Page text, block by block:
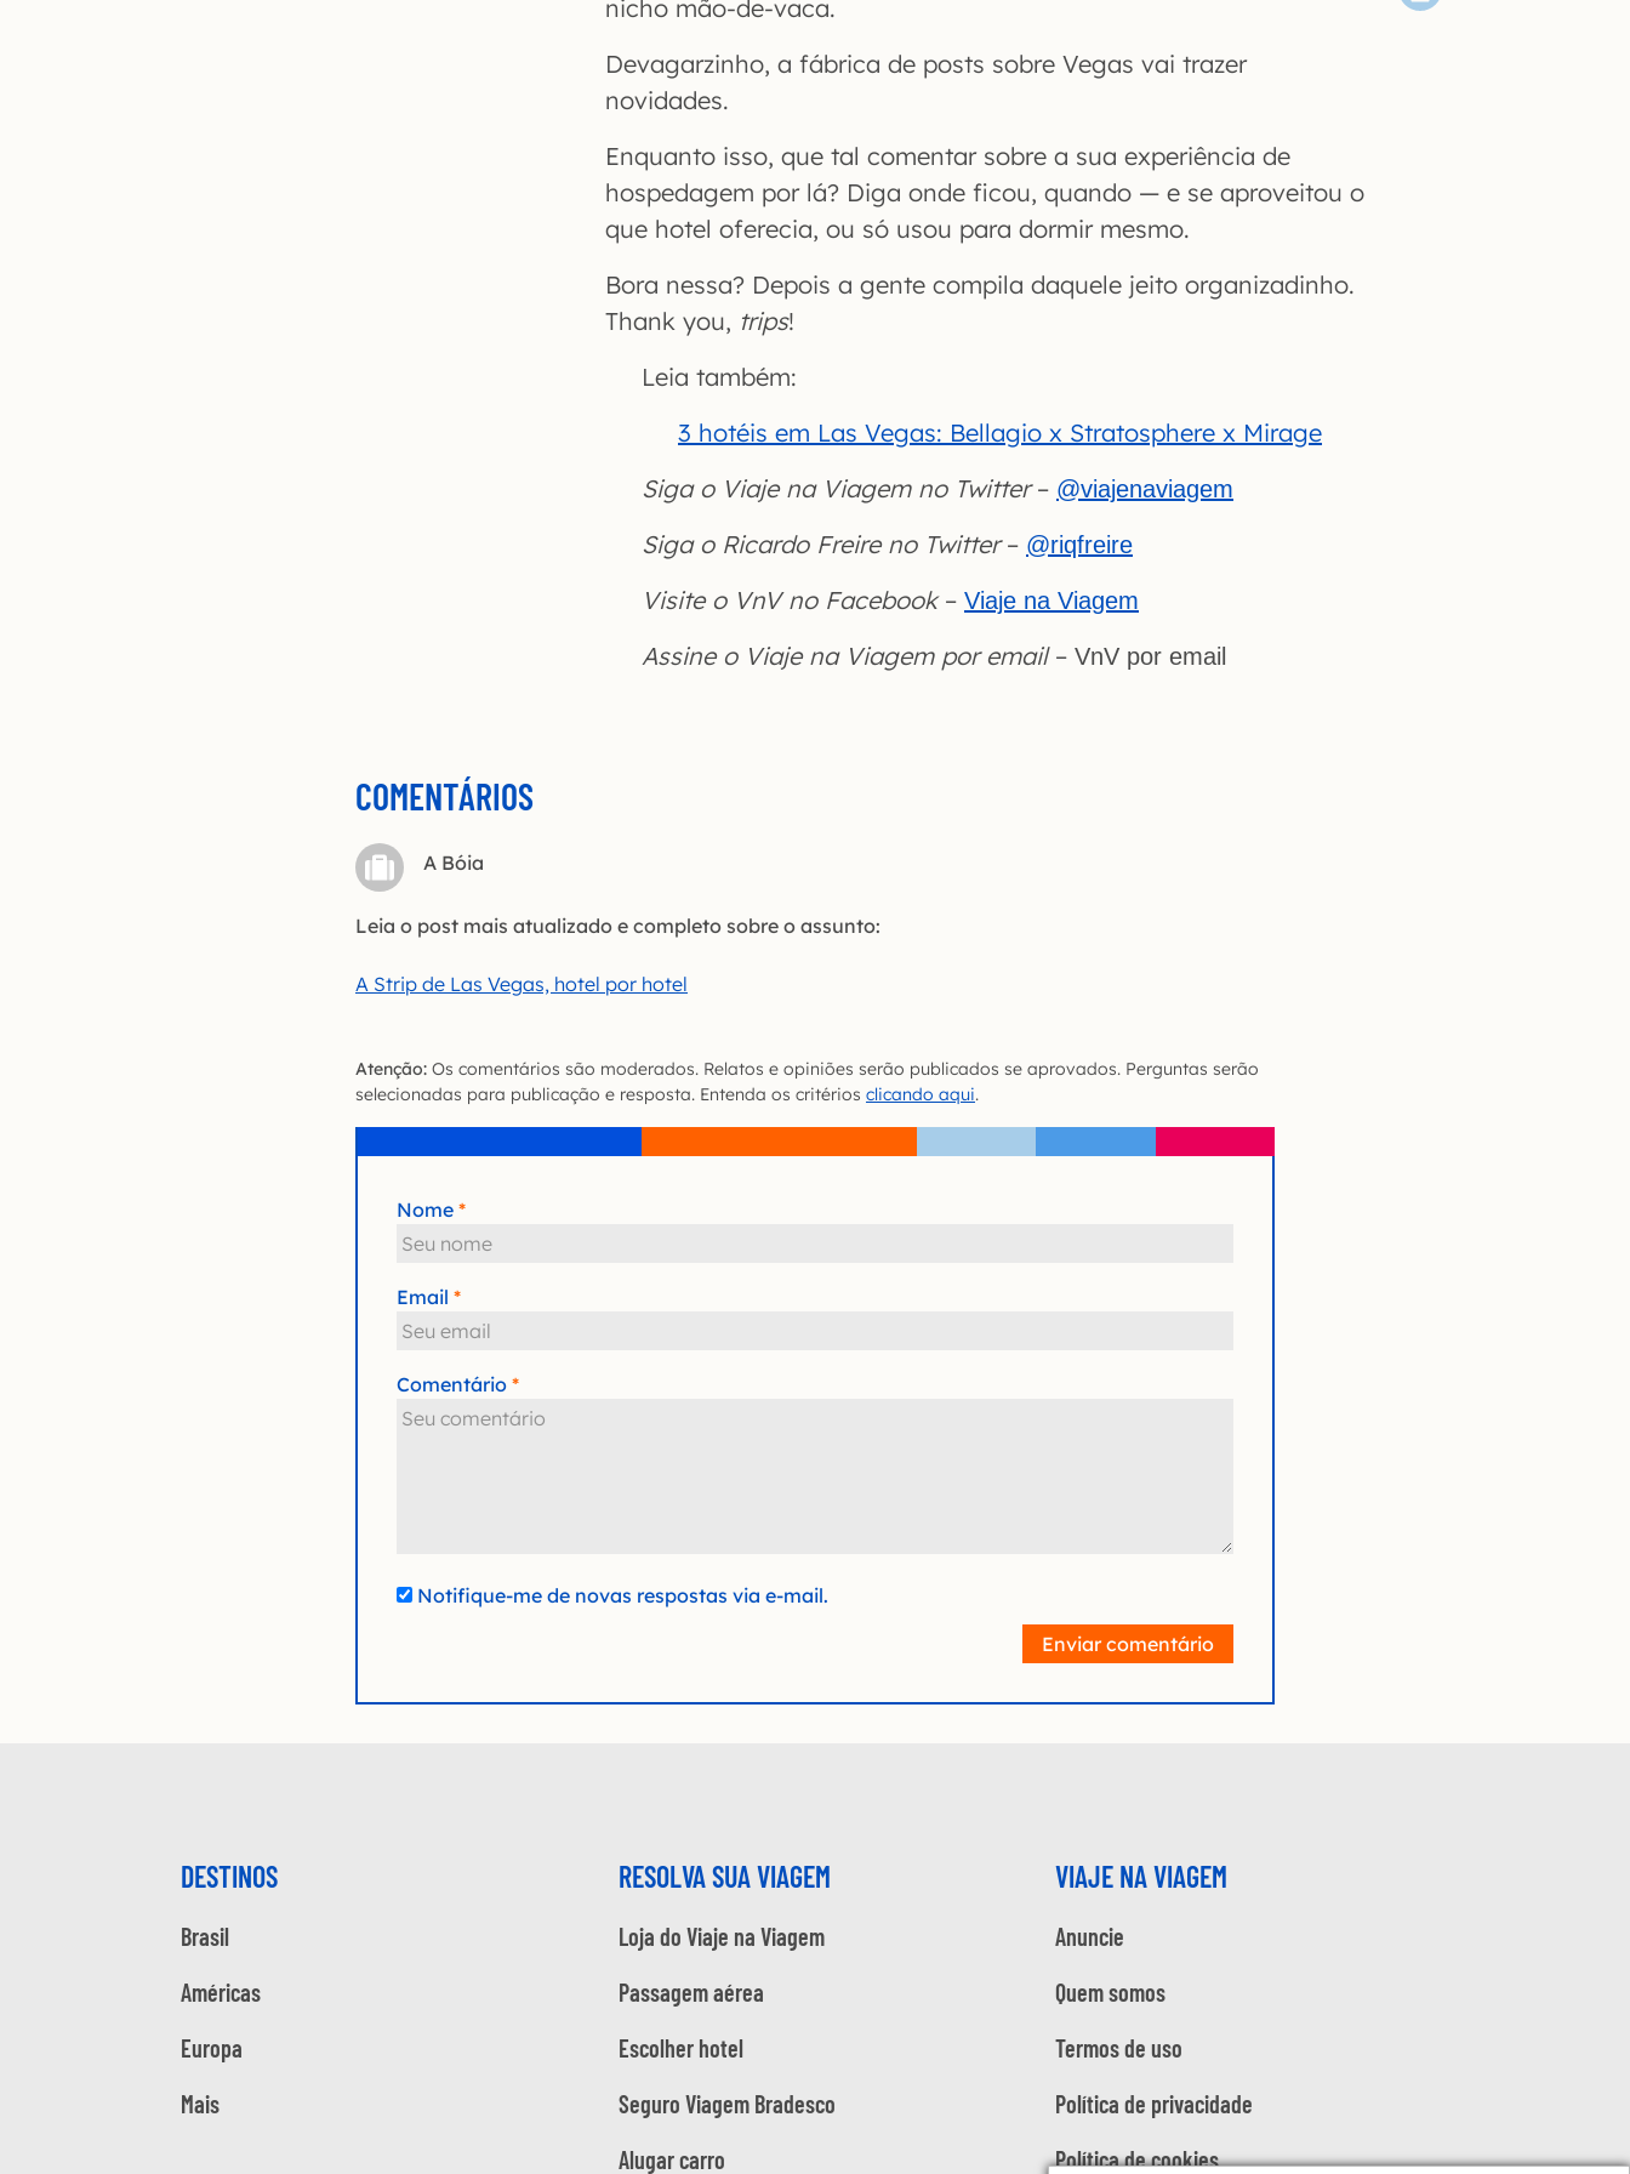
nicho mão-de-vaca.
Devagarzinho, a fábrica de posts sobre Vegas vai trazer
novidades.
Enquanto isso, que tal comentar sobre a sua experiência de
hospedagem por lá? Diga onde ficou, quando — e se aproveitou o
que hotel oferecia, ou só usou para dormir mesmo.
Bora nessa? Depois a gente compila daquele jeito organizadinho.
Thank you, trips!
Leia também:
3 hotéis em Las Vegas: Bellagio x Stratosphere x Mirage
Siga o Viaje na Viagem no Twitter– @viajenaviagem
Siga o Ricardo Freire no Twitter– @riqfreire
Visite o VnV no Facebook– Viaje na Viagem
Assine o Viaje na Viagem por email– VnV por email
COMENTÁRIOS
A Bóia
Leia o post mais atualizado e completo sobre o assunto:
A Strip de Las Vegas, hotel por hotel
Atenção: Os comentários são moderados. Relatos e opiniões serão publicados se aprovados. Perguntas serão
selecionadas para publicação e resposta. Entenda os critérios clicando aqui.
Nome
Email
Comentário
Notifique-me de novas respostas via e-mail.
Enviar comentário
DESTINOS
Brasil
Américas
Europa
Mais
RESOLVA SUA VIAGEM
Loja do Viaje na Viagem
Passagem aérea
Escolher hotel
Seguro Viagem Bradesco
Alugar carro
VIAJE NA VIAGEM
Anuncie
Quem somos
Termos de uso
Política de privacidade
Política de cookies